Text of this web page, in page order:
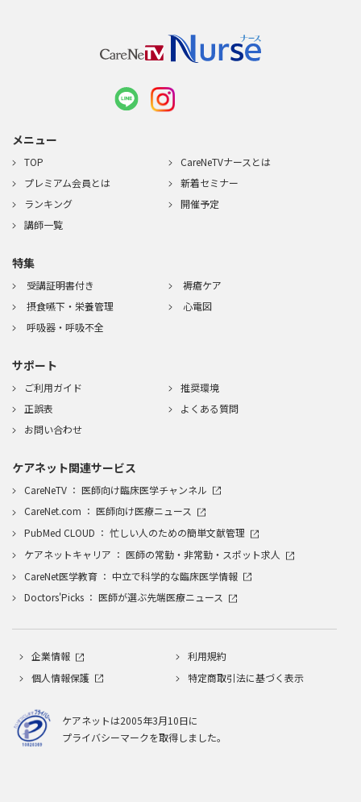
メニュー
TOP
CareNeTVナースとは
プレミアム会員とは
新着セミナー
ランキング
開催予定
講師一覧
特集
受講証明書付き
褥瘡ケア
摂食嚥下・栄養管理
心電図
呼吸器・呼吸不全
サポート
ご利用ガイド
推奨環境
正誤表
よくある質問
お問い合わせ
ケアネット関連サービス
CareNeTV ： 医師向け臨床医学チャンネル
CareNet.com ： 医師向け医療ニュース
PubMed CLOUD ： 忙しい人のための簡単文献管理
ケアネットキャリア ： 医師の常勤・非常勤・スポット求人
CareNet医学教育 ： 中立で科学的な臨床医学情報
Doctors'Picks ： 医師が選ぶ先端医療ニュース
企業情報
利用規約
個人情報保護
特定商取引法に基づく表示
ケアネットは2005年3月10日に
プライバシーマークを取得しました。